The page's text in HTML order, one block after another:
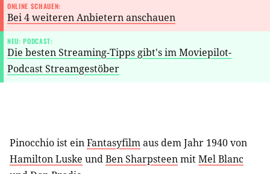
ONLINE SCHAUEN:
Bei 4 weiteren Anbietern anschauen
NEU: PODCAST:
Die besten Streaming-Tipps gibt's im Moviepilot-
Podcast Streamgestöber
Pinocchio ist einFantasyfilmaus dem Jahr 1940 von
Hamilton Luske undBen SharpsteenmitMel Blanc